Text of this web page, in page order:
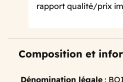
rapport qualité/prix
Composition et
Dénomination légale :